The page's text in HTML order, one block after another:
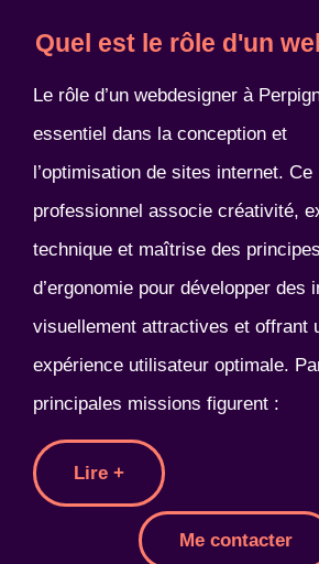
Quel est le rôle d'un
Le rôle d’un webdesigner à
essentiel dans la conception et
l’optimisation de sites internet. Ce
professionnel associe créativité,
technique et maîtrise des principes
d’ergonomie pour développer des
visuellement attractives et offrant
expérience utilisateur optimale.
principales missions figurent :
Lire +
Me contacter